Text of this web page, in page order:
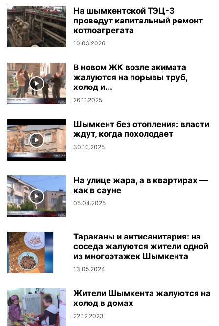
На шымкентской ТЭЦ-3
проведут капитальный ремонт
котлоагрегата
10.03.2026
В новом ЖК возле акимата
жалуются на порывы труб,
холод и...
26.11.2025
Шымкент без отопления: власти
ждут, когда похолодает
30.10.2025
На улице жара, а в квартирах —
как в сауне
05.04.2025
Тараканы и антисанитария: на
соседа жалуются жители одной
из многоэтажек Шымкента
13.05.2024
Жители Шымкента жалуются на
холод в домах
22.12.2023